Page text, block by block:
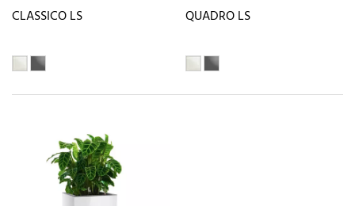
CLASSICO LS QUADRO LS